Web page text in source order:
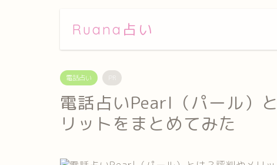
Ruana占い
電話占い
電話占いPearl（パール）
リットをまとめてみた